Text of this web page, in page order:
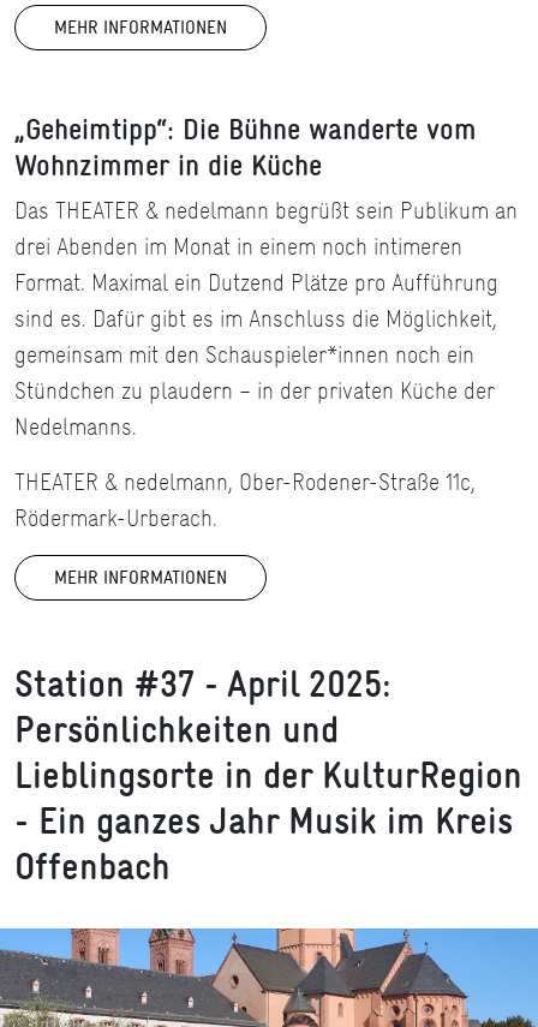
MEHR INFORMATIONEN
„Geheimtipp“: Die Bühne wanderte vom
Wohnzimmer in die Küche
Das THEATER & nedelmann begrüßt sein Publikum an
drei Abenden im Monat in einem noch intimeren
Format. Maximal ein Dutzend Plätze pro Aufführung
sind es. Dafür gibt es im Anschluss die Möglichkeit,
gemeinsam mit den Schauspieler*innen noch ein
Stündchen zu plaudern – in der privaten Küche der
Nedelmanns.
THEATER & nedelmann, Ober-Rodener-Straße 11c,
Rödermark-Urberach.
MEHR INFORMATIONEN
Station #37 - April 2025:
Persönlichkeiten und
Lieblingsorte in der KulturRegion
- Ein ganzes Jahr Musik im Kreis
Offenbach